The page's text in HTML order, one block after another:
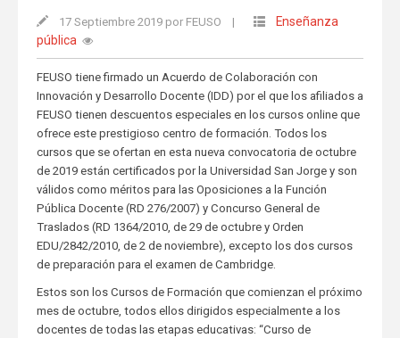
17 Septiembre 2019 por FEUSO |
Enseñanza
pública
FEUSO tiene firmado un Acuerdo de Colaboración con
Innovación y Desarrollo Docente (IDD) por el que los afiliados a
FEUSO tienen descuentos especiales en los cursos online que
ofrece este prestigioso centro de formación. Todos los
cursos que se ofertan en esta nueva convocatoria de octubre
de 2019 están certificados por la Universidad San Jorge y son
válidos como méritos para las Oposiciones a la Función
Pública Docente (RD 276/2007) y Concurso General de
Traslados (RD 1364/2010, de 29 de octubre y Orden
EDU/2842/2010, de 2 de noviembre), excepto los dos cursos
de preparación para el examen de Cambridge.
Estos son los Cursos de Formación que comienzan el próximo
mes de octubre, todos ellos dirigidos especialmente a los
docentes de todas las etapas educativas: “Curso de